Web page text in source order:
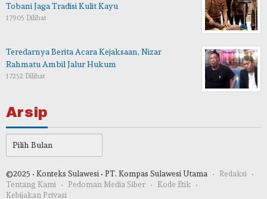
Tobani Jaga Tradisi Kulit Kayu
17905 Dilihat
Teredarnya Berita Acara Kejaksaan, Nizar
Rahmatu Ambil Jalur Hukum
17252 Dilihat
Arsip
©2025 • Konteks Sulawesi • PT. Kompas Sulawesi Utama
Redaksi
Tentang Kami
Pedoman Media Siber
Kode Etik
Kebijakan Privasi